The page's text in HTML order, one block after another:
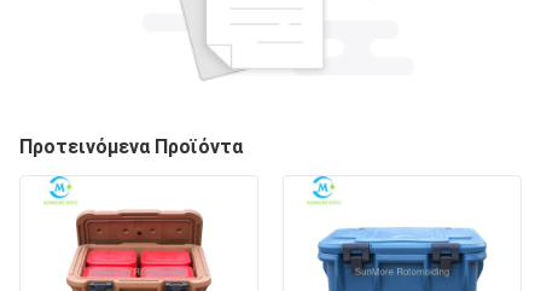
Προτεινόμενα Προϊόντα